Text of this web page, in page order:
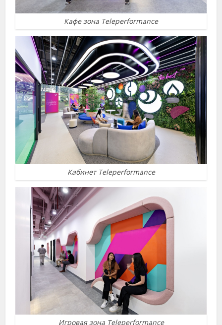
Кафе зона Teleperformance
Кабинет Teleperformance
Игровая зона Teleperformance